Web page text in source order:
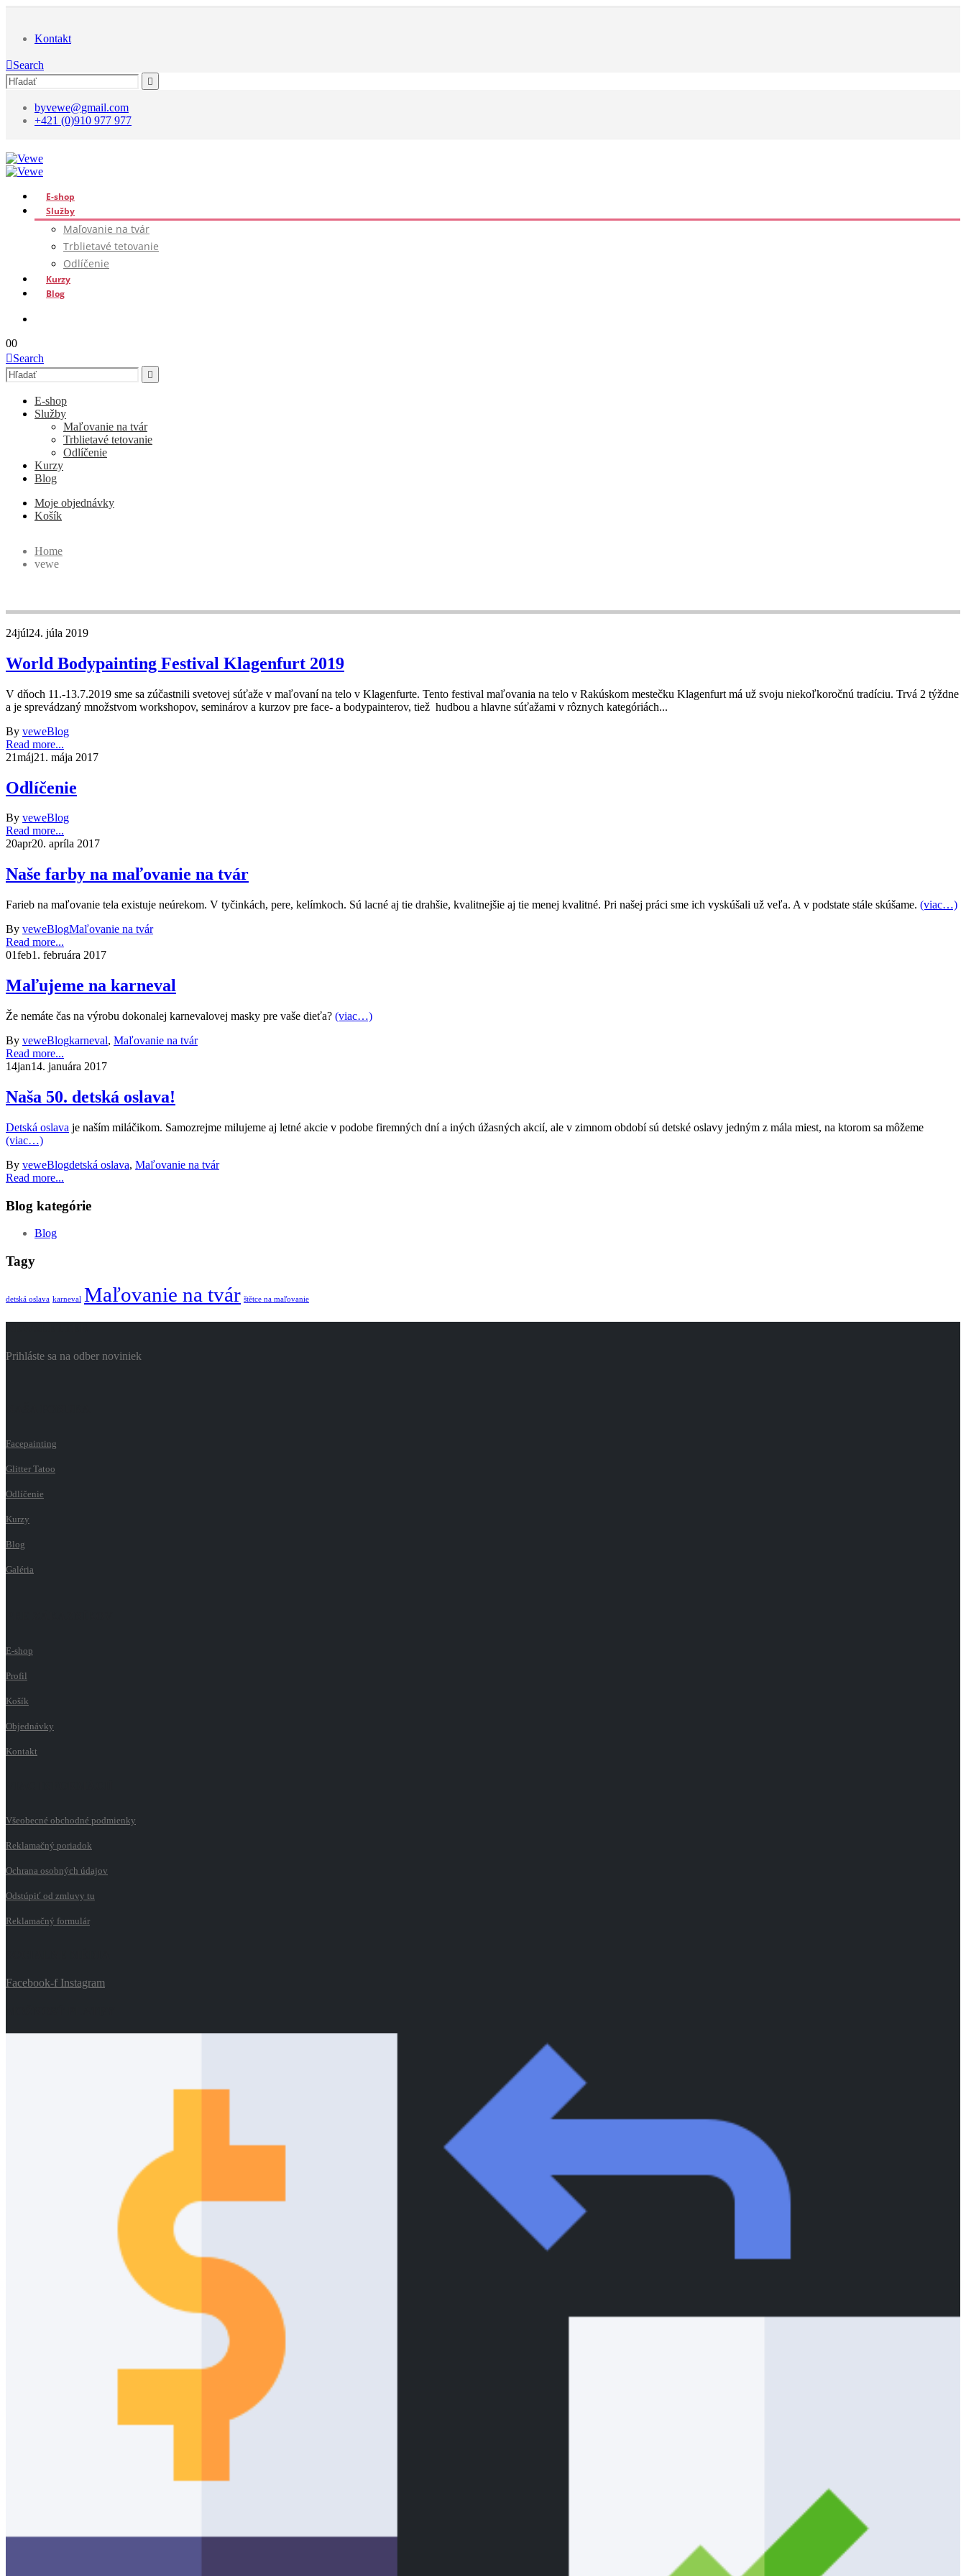
Kontakt
Search
byvewe@gmail.com
+421 (0)910 977 977
E-shop
Služby
Maľovanie na tvár
Trblietavé tetovanie
Odlíčenie
Kurzy
Blog
00
Search
E-shop
Služby
Maľovanie na tvár
Trblietavé tetovanie
Odlíčenie
Kurzy
Blog
Moje objednávky
Košík
Home
vewe
24júl24. júla 2019
World Bodypainting Festival Klagenfurt 2019
V dňoch 11.-13.7.2019 sme sa zúčastnili svetovej súťaže v maľovaní na telo v Klagenfurte. Tento festival maľovania na telo v Rakúskom mestečku Klagenfurt má už svoju niekoľkoročnú tradíciu. Trvá 2 týždne
a je sprevádzaný množstvom workshopov, seminárov a kurzov pre face- a bodypainterov, tiež hudbou a hlavne súťažami v rôznych kategóriách...
By veweBlog
Read more...
21máj21. mája 2017
Odlíčenie
By veweBlog
Read more...
20apr20. apríla 2017
Naše farby na maľovanie na tvár
Farieb na maľovanie tela existuje neúrekom. V tyčinkách, pere, kelímkoch. Sú lacné aj tie drahšie, kvalitnejšie aj tie menej kvalitné. Pri našej práci sme ich vyskúšali už veľa. A v podstate stále skúšame. (viac…)
By veweBlogMaľovanie na tvár
Read more...
01feb1. februára 2017
Maľujeme na karneval
Že nemáte čas na výrobu dokonalej karnevalovej masky pre vaše dieťa? (viac…)
By veweBlogkarneval, Maľovanie na tvár
Read more...
14jan14. januára 2017
Naša 50. detská oslava!
Detská oslava je naším miláčikom. Samozrejme milujeme aj letné akcie v podobe firemných dní a iných úžasných akcií, ale v zimnom období sú detské oslavy jedným z mála miest, na ktorom sa môžeme
(viac…)
By veweBlogdetská oslava, Maľovanie na tvár
Read more...
Blog kategórie
Blog
Tagy
detská oslava karneval Maľovanie na tvár štětce na maľovanie
Prihláste sa na odber noviniek
Facepainting
Glitter Tatoo
Odlíčenie
Kurzy
Blog
Galéria
E-shop
Profil
Košík
Objednávky
Kontakt
Všeobecné obchodné podmienky
Reklamačný poriadok
Ochrana osobných údajov
Odstúpiť od zmluvy tu
Reklamačný formulár
Facebook-f Instagram